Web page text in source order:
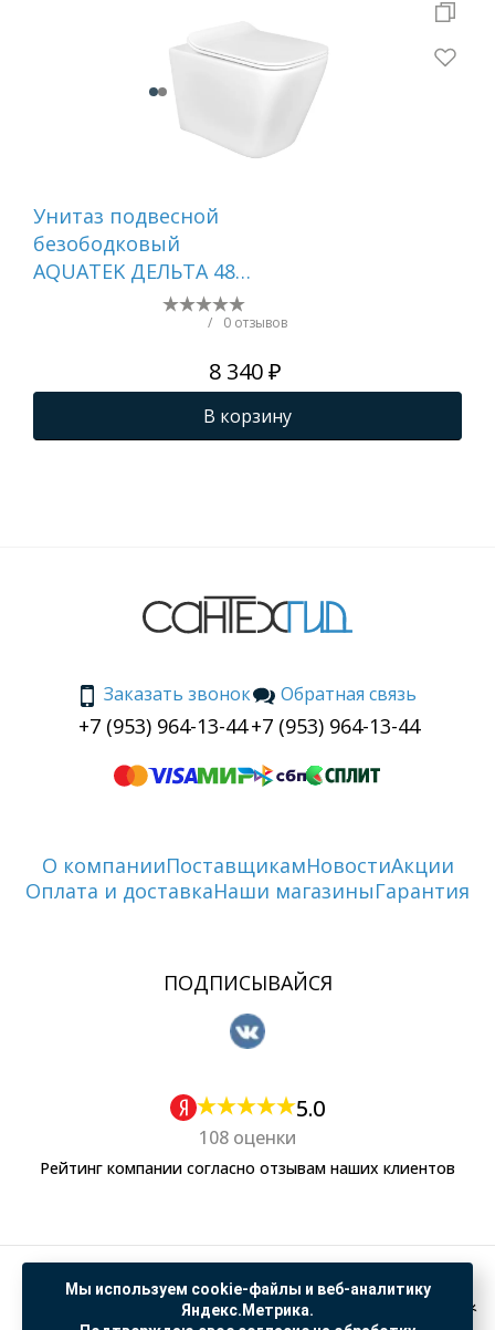
Унитаз подвесной
безободковый
AQUATEK ДЕЛЬТА 480
x 350 x 320 мм,
/ 0 отзывов
8 340 ₽
В корзину
Заказать звонок
+7 (953) 964-13-44
Обратная связь
+7 (953) 964-13-44
О компанииПоставщикамНовостиАкции
Оплата и доставкаНаши магазиныГарантия
ПОДПИСЫВАЙСЯ
5.0
108 оценки
Рейтинг компании согласно отзывам наших клиентов
Политика обработки персональных данных
Согласие на обработку данных Яндекс Метрика
Мы используем cookie-файлы и веб-аналитику
Яндекс.Метрика.